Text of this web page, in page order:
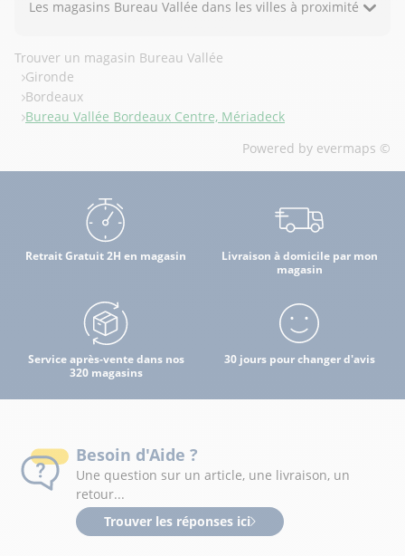
Les magasins Bureau Vallée dans les villes à proximité
Trouver un magasin Bureau Vallée
Gironde
Bordeaux
Bureau Vallée Bordeaux Centre, Mériadeck
Powered by evermaps ©
Retrait Gratuit 2H en magasin
Livraison à domicile par mon
magasin
Service après-vente dans nos
320 magasins
30 jours pour changer d'avis
Besoin d'Aide ?
Une question sur un article, une livraison, un
retour...
Trouver les réponses ici